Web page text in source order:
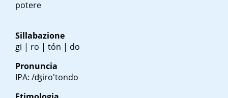
potere
Sillabazione
gi | ro | tón | do
Pronuncia
IPA: /ʤiro'tondo